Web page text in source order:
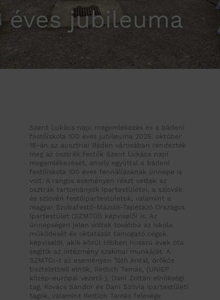
éves jubileuma
Szent Lukács napi megemlékezés és a bádeni
festőiskola 100 éves jubileuma 2025. október
18-án az ausztriai Báden városában rendezték
meg az osztrák festők Szent Lukács napi
megemlékezését, amely egyúttal a bádeni
festőiskola 100 éves fennállásának ünnepe is
volt. A rangos eseményen részt vettek az
osztrák tartományok ipartestületei, a szlovák
és szlovén festőipartestületek, valamint a
magyar Szobafestő-Mázoló-Tapétázó Országos
Ipartestület (SZMTOI) képviselői is. Az
ünnepségen jelen voltak továbbá az iskola
működését és oktatását támogató cégek
képviselői, akik közül többen hosszú évek óta
segítik az intézmény szakmai munkáját. A
SZMTOI-t az eseményen Tóth Antal, örökös
tiszteletbeli elnök, Rettich Tamás, (UNIEP
közép-európai vezető ), Dani Zoltán elnökségi
tag, Kovács Sándor és Dani Szilvia ipartestületi
tagok, valamint Rettich Tamás felesége